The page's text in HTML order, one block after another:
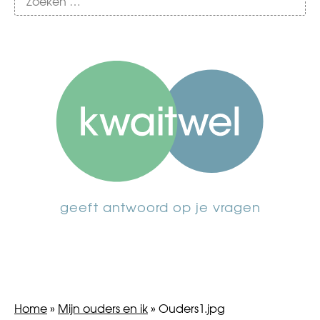
geeft antwoord op je vragen
Home» Mijn ouders en ik» Ouders1.jpg